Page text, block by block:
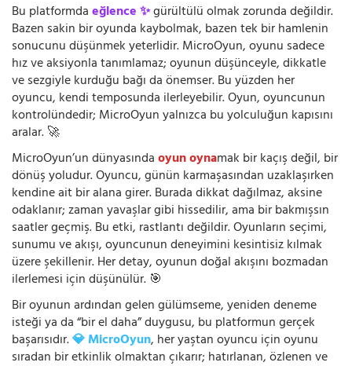
Bu platformdaeğlence ✨gürültülü olmak zorunda değildir.
Bazen sakin bir oyunda kaybolmak, bazen tek bir hamlenin
sonucunu düşünmek yeterlidir. MicroOyun, oyunu sadece
hız ve aksiyonla tanımlamaz; oyunun düşünceyle, dikkatle
ve sezgiyle kurduğu bağı da önemser. Bu yüzden her
oyuncu, kendi temposunda ilerleyebilir. Oyun, oyuncunun
kontrolündedir; MicroOyun yalnızca bu yolculuğun kapısını
aralar. 🚀
MicroOyun’un dünyasındaoyun oynamak bir kaçış değil, bir
dönüş yoludur. Oyuncu, günün karmaşasından uzaklaşırken
kendine ait bir alana girer. Burada dikkat dağılmaz, aksine
odaklanır; zaman yavaşlar gibi hissedilir, ama bir bakmışsın
saatler geçmiş. Bu etki, rastlantı değildir. Oyunların seçimi,
sunumu ve akışı, oyuncunun deneyimini kesintisiz kılmak
üzere şekillenir. Her detay, oyunun doğal akışını bozmadan
ilerlemesi için düşünülür. 🎯
Bir oyunun ardından gelen gülümseme, yeniden deneme
isteği ya da “bir el daha” duygusu, bu platformun gerçek
başarısıdır.💎 MicroOyun, her yaştan oyuncu için oyunu
sıradan bir etkinlik olmaktan çıkarır; hatırlanan, özlenen ve